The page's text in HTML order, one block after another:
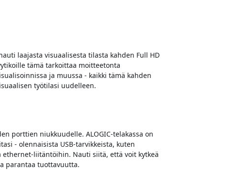
laajasta visuaalisesta tilasta kahden Full HD
tämä tarkoittaa moitteetonta
ja muussa - kaikki tämä kahden
työtilasi uudelleen.
porttien niukkuudelle. ALOGIC-telakassa on
- olennaisista USB-tarvikkeista, kuten
liitäntöihin. Nauti siitä, että voit kytkeä
parantaa tuottavuutta.